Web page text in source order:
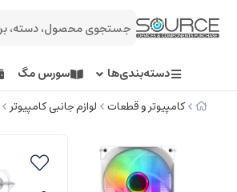
دسته‌بندی‌ها سورس مگ
کامپیوتر و قطعات لوازم جانبی کامپیوتر